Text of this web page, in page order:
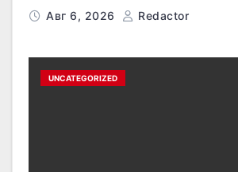
Авг 6, 2026 Redactor
UNCATEGORIZED